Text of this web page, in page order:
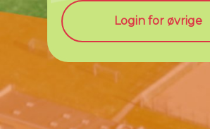
Login for øvrige